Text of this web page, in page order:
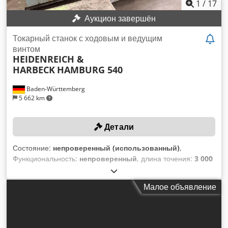
1 / 17
Аукцион завершён
Baden-Württemberg
5 662 km
Токарный станок с ходовым и ведущим
винтом
HEIDENREICH &
HARBECK HAMBURG 540
Детали
Состояние: непроверенный (использованный),
Функциональность: непроверенный, длина точения: 3 000
, максимальная скорость шпинделя:
общий вес:8 000 кг, диаметр трехкулачкового патрона:310
, Нет минимальной цены — гарантированная продажа
Малое объявление